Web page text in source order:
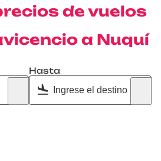
de vuelos
a Nuquí
Hasta